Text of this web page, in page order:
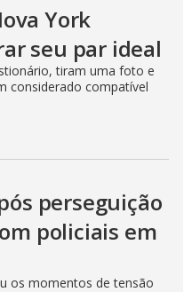
York
seu par ideal
tiram uma foto e
considerado compatível
perseguição
policiais em
os momentos de tensão